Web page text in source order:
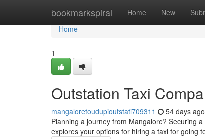
bookmarkspiral Home New
Home
Home
1
Outstation Taxi
mangaloretoudupioutstati709311 54 days ago
Planning a journey from Mangalore? Securing
explores your options for hiring a taxi for going